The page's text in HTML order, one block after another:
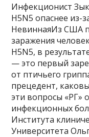
Инфекционист
H5N5 опаснее из-
НевиннаяИз США
заражения
H5N5, в
— это первый
от птичьего
прецедент,
эти вопросы «РГ»
инфекционных
Института
Университета